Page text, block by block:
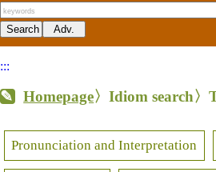
:::
Homepage〉Idiom search〉
Pronunciation and Interpretation